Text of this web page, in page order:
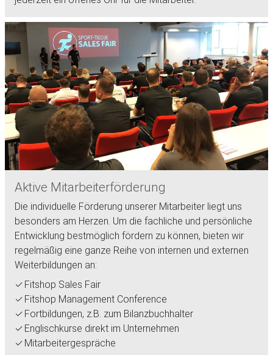
Aktive Mitarbeiterförderung
Die individuelle Förderung unserer Mitarbeiter liegt uns
besonders am Herzen. Um die fachliche und persönliche
Entwicklung bestmöglich fördern zu können, bieten wir
regelmäßig eine ganze Reihe von internen und externen
Weiterbildungen an:
Fitshop Sales Fair
Fitshop Management Conference
Fortbildungen, z.B. zum Bilanzbuchhalter
Englischkurse direkt im Unternehmen
Mitarbeitergespräche